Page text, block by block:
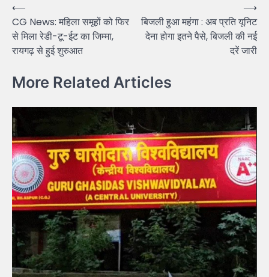
Post
navigation
⟵
CG News: महिला समूहों को फिर
से मिला रेडी-टू-ईट का जिम्मा,
रायगढ़ से हुई शुरुआत
बिजली हुआ महंगा : अब प्रति यूनिट
देना होगा इतने पैसे, बिजली की नई
दरें जारी
⟶
More Related Articles